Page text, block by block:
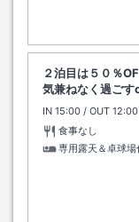
２泊目は５０％
気兼ねなく過ご
IN チェックイン
15:00 / OUT チェ
12:00
食事なし
専用露天＆卓球